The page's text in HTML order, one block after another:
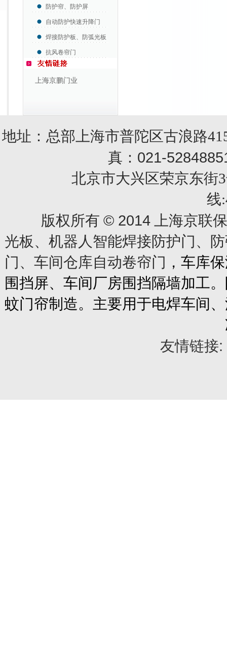
防护帘、防护屏
自动防护快速升降门
焊接防护板、防弧光板
抗风卷帘门
上海京鹏门业
地址：总部上海市普陀区古浪路
真： 021-
北京市大兴区荣京东街3
线
版权所有 © 2014上海京联
光板、机器人智能焊接防护门、
门、车间仓库自动卷帘门 ，车库
围挡屏、车间厂房围挡隔墙加工
蚊门帘制造。主要用于电焊车间
友情链接: